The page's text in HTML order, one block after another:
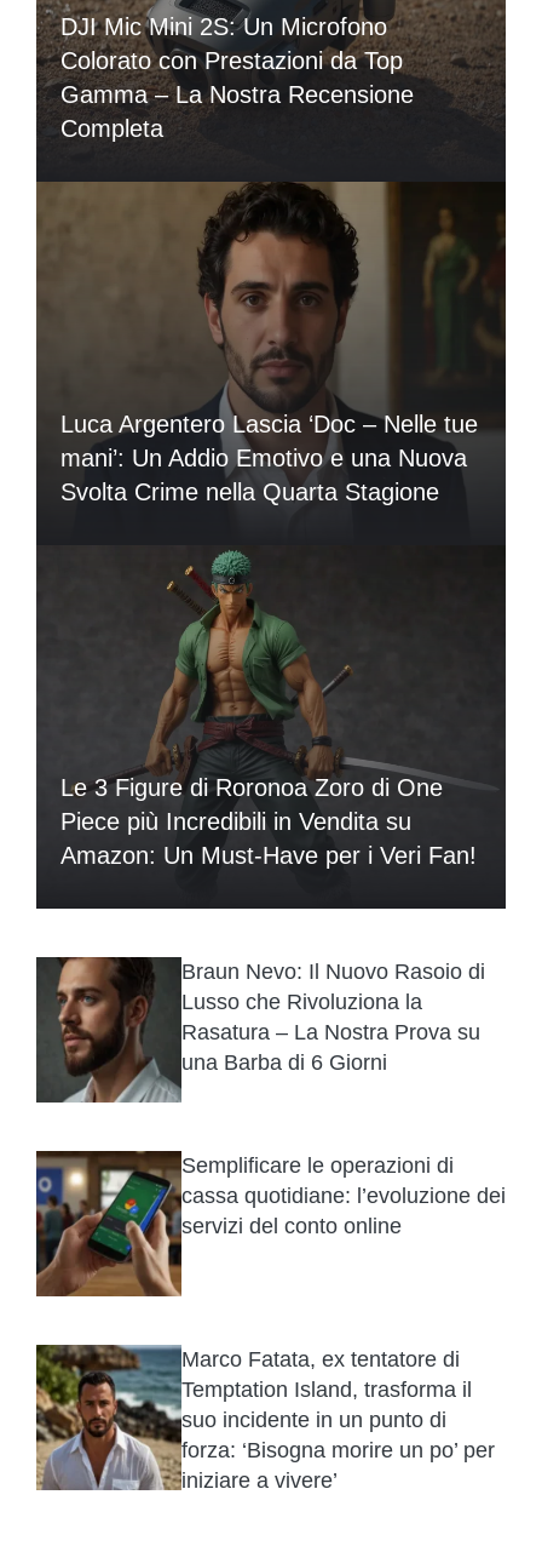
DJI Mic Mini 2S: Un Microfono
Colorato con Prestazioni da Top
Gamma – La Nostra Recensione
Completa
Luca Argentero Lascia ‘Doc – Nelle tue
mani’: Un Addio Emotivo e una Nuova
Svolta Crime nella Quarta Stagione
Le 3 Figure di Roronoa Zoro di One
Piece più Incredibili in Vendita su
Amazon: Un Must-Have per i Veri Fan!
Braun Nevo: Il Nuovo Rasoio di
Lusso che Rivoluziona la
Rasatura – La Nostra Prova su
una Barba di 6 Giorni
Semplificare le operazioni di
cassa quotidiane: l’evoluzione dei
servizi del conto online
Marco Fatata, ex tentatore di
Temptation Island, trasforma il
suo incidente in un punto di
forza: ‘Bisogna morire un po’ per
iniziare a vivere’